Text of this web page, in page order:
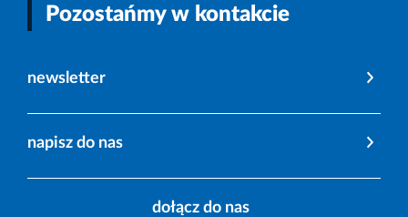
Pozostańmy w kontakcie
newsletter
napisz do nas
dołącz do nas